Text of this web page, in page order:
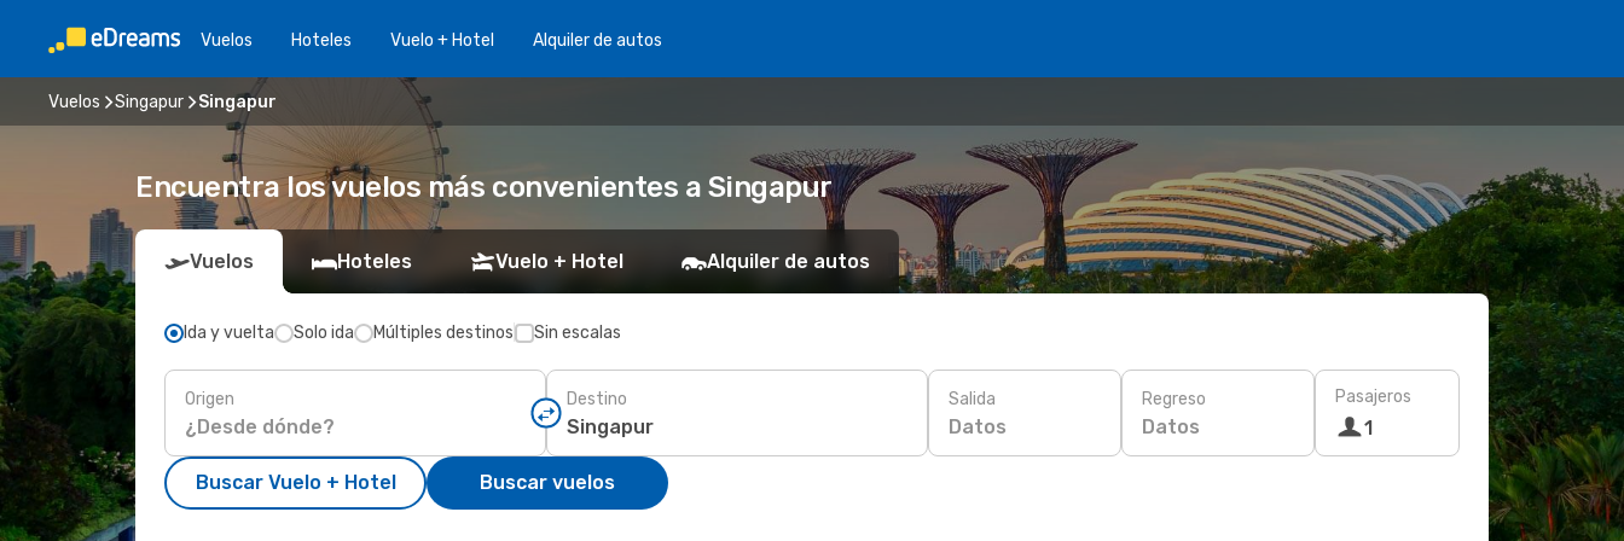
Vuelos Hoteles Vuelo + Hotel Alquiler de autos
Vuelos Singapur Singapur
Encuentra los vuelos más convenientes a Singapur
Vuelos Hoteles Vuelo + Hotel Alquiler de autos
Ida y vuelta Solo ida Múltiples destinos Sin escalas
Origen Destino Salida
Datos
Regreso
Datos
Pasajeros
1
Buscar Vuelo + Hotel Buscar vuelos